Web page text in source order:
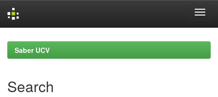
navigationSaber UCV
Search